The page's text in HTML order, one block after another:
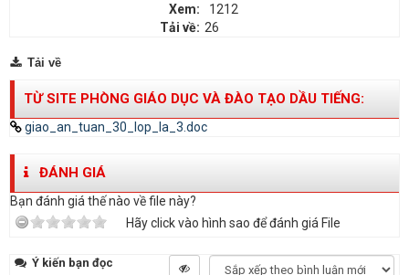
Xem:
1212
Tải về: 26
Tải về
TỪ SITE PHÒNG GIÁO DỤC VÀ ĐÀO TẠO DẦU TIẾNG:
giao_an_tuan_30_lop_la_3.doc
ĐÁNH GIÁ
Bạn đánh giá thế nào về file này?
Hãy click vào hình sao để đánh giá File
Ý kiến bạn đọc